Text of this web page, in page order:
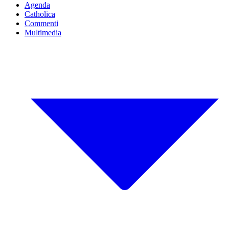
Agenda
Catholica
Commenti
Multimedia